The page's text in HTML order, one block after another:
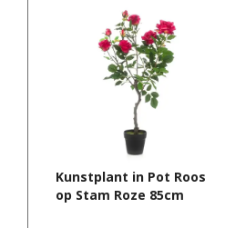
Kunstplant in Pot Roos
op Stam Roze 85cm